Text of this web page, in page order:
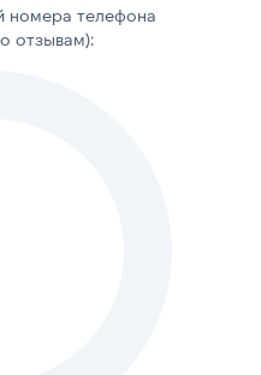
номера телефона
отзывам):